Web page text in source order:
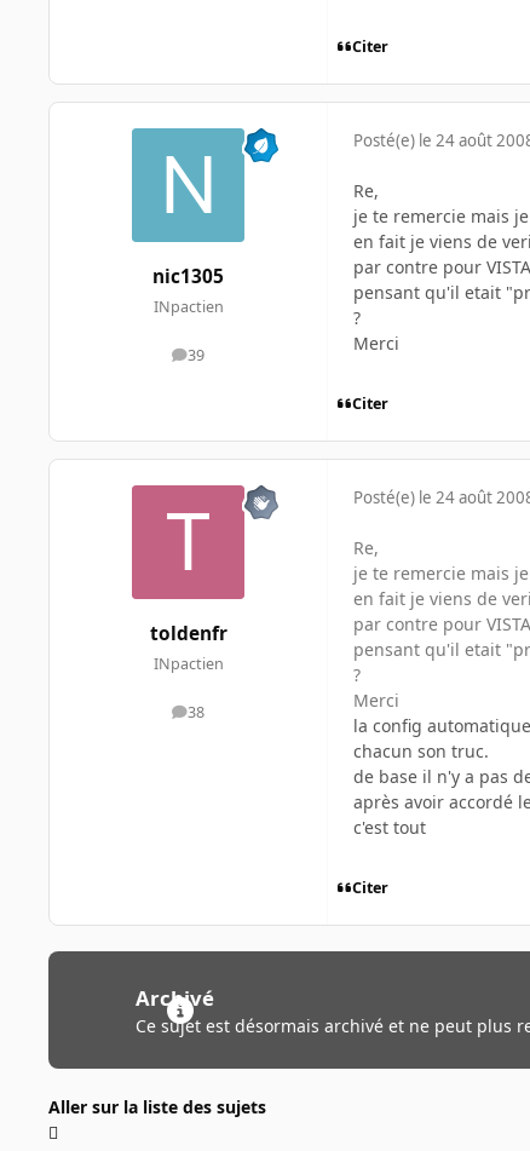
Citer
nic1305
INpactien
39
messages
Posté(e) le 24 août
Re,
je te remercie mais
en fait je viens de
par contre pour
pensant qu'il etait
?
Merci
Citer
toldenfr
INpactien
38
messages
Posté(e) le 24 août
Re,
je te remercie mais
en fait je viens de
par contre pour
pensant qu'il etait
?
Merci
la config
chacun son truc.
de base il n'y a pas
après avoir accordé
c'est tout
Citer
Archivé
Ce sujet est désormais archivé et ne peut plus
Aller sur la liste des sujets